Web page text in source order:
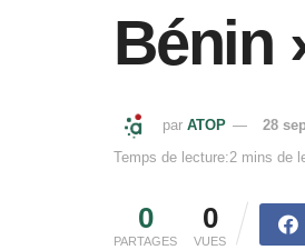
Bénin
par ATOP 28
Temps de lecture:2 mins de
0
PARTAGES
0
VUES